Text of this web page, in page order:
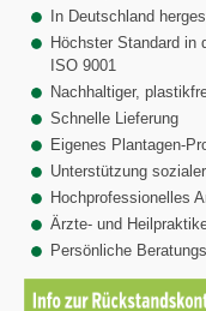
In Deutschland
Höchster Standard in
ISO 9001
Nachhaltiger,
Schnelle Lieferung
Eigenes Plantagen-
Unterstützung
Hochprofessionelles
Ärzte- und
Persönliche